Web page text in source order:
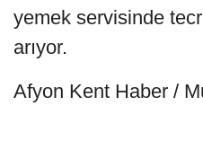
yemek servisinde
arıyor.
Afyon Kent Haber /